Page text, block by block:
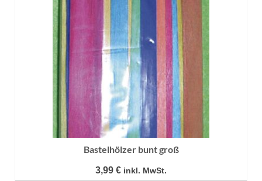
Bastelhölzer bunt groß
3,99 € inkl. MwSt.